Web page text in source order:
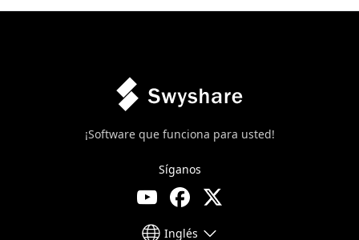
¡Software que funciona para usted!
Síganos
Inglés